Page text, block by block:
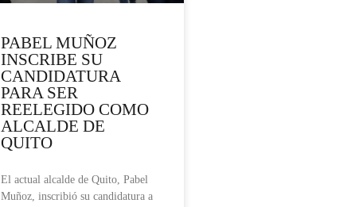
PABEL MUÑOZ
INSCRIBE SU
CANDIDATURA
PARA SER
REELEGIDO COMO
ALCALDE DE
QUITO
El actual alcalde de Quito, Pabel
Muñoz, inscribió su candidatura a